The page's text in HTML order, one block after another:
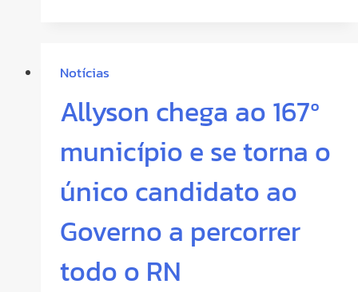
Notícias
Allyson chega ao 167º
município e se torna o
único candidato ao
Governo a percorrer
todo o RN